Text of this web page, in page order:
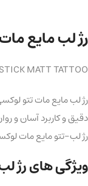
رژ لب مایع مات تتو لوکس
MATT TATTOO
دقیق و کاربرد آسان و
رژ لب-تتو مایع مات
ویژگی های رژ